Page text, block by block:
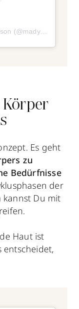
Ein Beitrag geteilt von Mady Morrison (@madymorrison)
Körper
Es geht
zu
Bedürfnisse
der
Du mit
Haut ist
entscheidet,